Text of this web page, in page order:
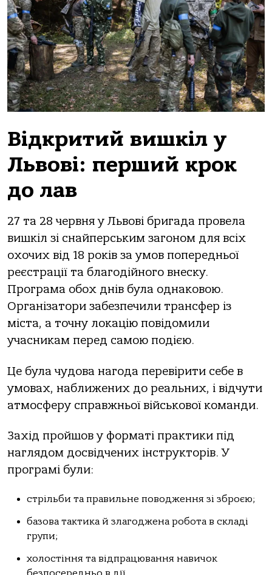
Відкритий вишкіл у
Львові: перший крок
до лав
27 та 28 червня у Львові бригада провела
вишкіл зі снайперським загоном для всіх
охочих від 18 років за умов попередньої
реєстрації та благодійного внеску.
Програма обох днів була однаковою.
Організатори забезпечили трансфер із
міста, а точну локацію повідомили
учасникам перед самою подією.
Це була чудова нагода перевірити себе в
умовах, наближених до реальних, і відчути
атмосферу справжньої військової команди.
Захід пройшов у форматі практики під
наглядом досвідчених інструкторів. У
програмі були:
стрільби та правильне поводження зі зброєю;
базова тактика й злагоджена робота в складі
групи;
холостіння та відпрацювання навичок